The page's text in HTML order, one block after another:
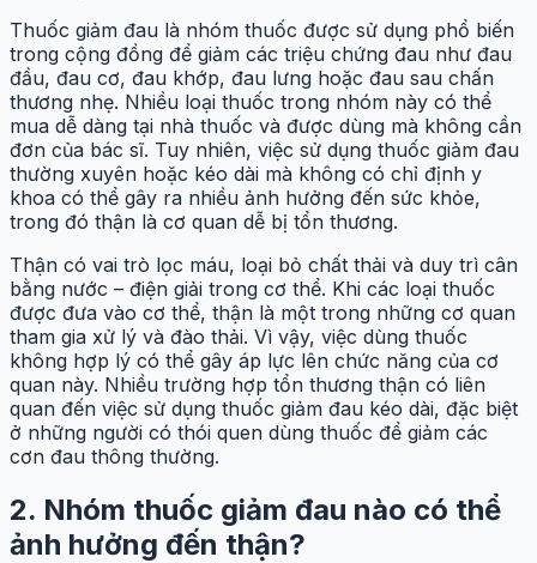
Thuốc giảm đau là nhóm thuốc được sử dụng phổ biến
trong cộng đồng để giảm các triệu chứng đau như đau
đầu, đau cơ, đau khớp, đau lưng hoặc đau sau chấn
thương nhẹ. Nhiều loại thuốc trong nhóm này có thể
mua dễ dàng tại nhà thuốc và được dùng mà không cần
đơn của bác sĩ. Tuy nhiên, việc sử dụng thuốc giảm đau
thường xuyên hoặc kéo dài mà không có chỉ định y
khoa có thể gây ra nhiều ảnh hưởng đến sức khỏe,
trong đó thận là cơ quan dễ bị tổn thương.
Thận có vai trò lọc máu, loại bỏ chất thải và duy trì cân
bằng nước – điện giải trong cơ thể. Khi các loại thuốc
được đưa vào cơ thể, thận là một trong những cơ quan
tham gia xử lý và đào thải. Vì vậy, việc dùng thuốc
không hợp lý có thể gây áp lực lên chức năng của cơ
quan này. Nhiều trường hợp tổn thương thận có liên
quan đến việc sử dụng thuốc giảm đau kéo dài, đặc biệt
ở những người có thói quen dùng thuốc để giảm các
cơn đau thông thường.
2. Nhóm thuốc giảm đau nào có thể
ảnh hưởng đến thận?